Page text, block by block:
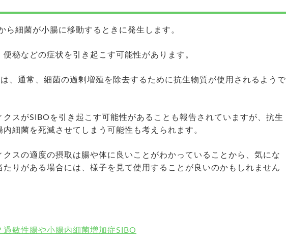
ら細菌が小腸に移動するときに発生します。
便秘などの症状を引き起こす可能性があります。
、通常、細菌の過剰増殖を除去するために抗生物質が使用されるようで
クスがSIBOを引き起こす可能性があることも報告されていますが、抗生
内細菌を死滅させてしまう可能性も考えられます。
クスの適度の摂取は腸や体に良いことがわかっていることから、気にな
たりがある場合には、様子を見て使用することが良いのかもしれません
過敏性腸や小腸内細菌増加症SIBO